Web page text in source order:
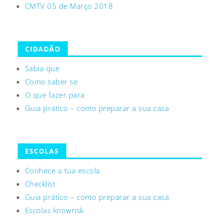
CMTV 05 de Março 2018
CIDADÃO
Sabia que
Como saber se
O que fazer para
Guia prático – como preparar a sua casa
ESCOLAS
Conhece a tua escola
Checklist
Guia prático – como preparar a sua casa
Escolas knowrisk